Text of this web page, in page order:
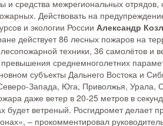
и средства межрегиональных
Действовать на
и экологии России Александр
действует 86 лесных пожаров на
техники, 36 самолётов и
превышения среднемноголетних
субъекты Дальнего Востока и
Запада, Юга, Приволжья, Урала,
даже ветер в 20-25 метров в
будет ветреный. Росгидромет делает
– прокомментировал